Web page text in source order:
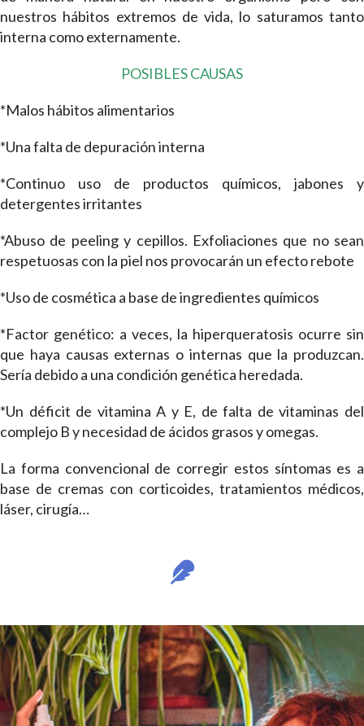
nuestros hábitos extremos de vida, lo saturamos tanto
interna como externamente.
POSIBLES CAUSAS
*Malos hábitos alimentarios
*Una falta de depuración interna
*Continuo uso de productos químicos, jabones y
detergentes irritantes
*Abuso de peeling y cepillos. Exfoliaciones que no sean
respetuosas con la piel nos provocarán un efecto rebote
*Uso de cosmética a base de ingredientes químicos
*Factor genético: a veces, la hiperqueratosis ocurre sin
que haya causas externas o internas que la produzcan.
Sería debido a una condición genética heredada.
*Un déficit de vitamina A y E, de falta de vitaminas del
complejo B y necesidad de ácidos grasos y omegas.
La forma convencional de corregir estos síntomas es a
base de cremas con corticoides, tratamientos médicos,
láser, cirugía…